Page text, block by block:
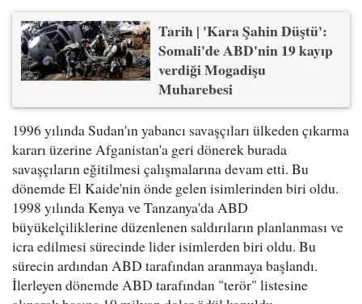
Tarih | 'Kara Şahin Düştü':
Somali'de ABD'nin 19 kayıp
verdiği Mogadişu
Muharebesi
1996 yılında Sudan'ın yabancı savaşçıları ülkeden çıkarma
kararı üzerine Afganistan'a geri dönerek burada
savaşçıların eğitilmesi çalışmalarına devam etti. Bu
dönemde El Kaide'nin önde gelen isimlerinden biri oldu.
1998 yılında Kenya ve Tanzanya'da ABD
büyükelçiliklerine düzenlenen saldırıların planlanması ve
icra edilmesi sürecinde lider isimlerden biri oldu. Bu
sürecin ardından ABD tarafından aranmaya başlandı.
İlerleyen dönemde ABD tarafından "terör" listesine